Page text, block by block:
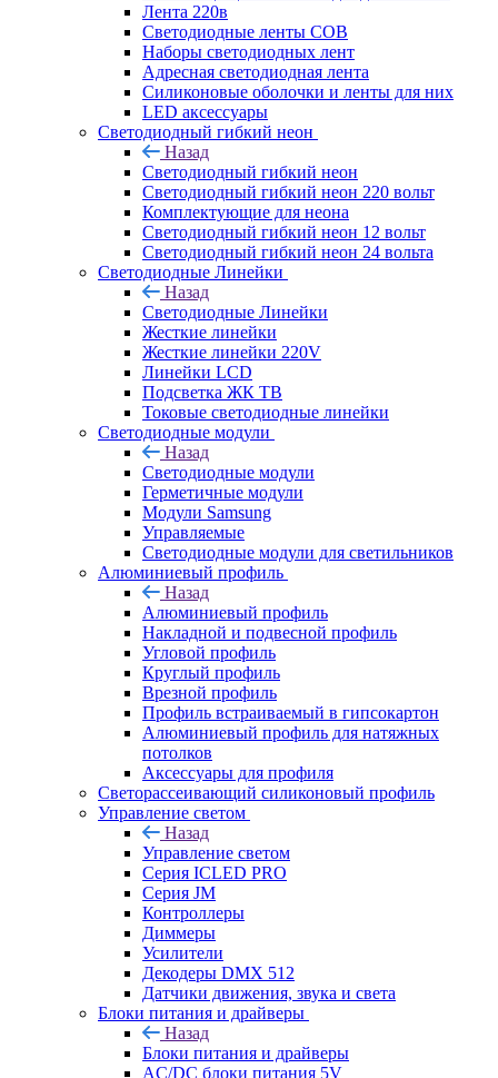
Лента 220в
Светодиодные ленты COB
Наборы светодиодных лент
Адресная светодиодная лента
Силиконовые оболочки и ленты для них
LED аксессуары
Светодиодный гибкий неон
Назад
Светодиодный гибкий неон
Светодиодный гибкий неон 220 вольт
Комплектующие для неона
Светодиодный гибкий неон 12 вольт
Светодиодный гибкий неон 24 вольта
Светодиодные Линейки
Назад
Светодиодные Линейки
Жесткие линейки
Жесткие линейки 220V
Линейки LCD
Подсветка ЖК ТВ
Токовые светодиодные линейки
Светодиодные модули
Назад
Светодиодные модули
Герметичные модули
Модули Samsung
Управляемые
Светодиодные модули для светильников
Алюминиевый профиль
Назад
Алюминиевый профиль
Накладной и подвесной профиль
Угловой профиль
Круглый профиль
Врезной профиль
Профиль встраиваемый в гипсокартон
Алюминиевый профиль для натяжных
потолков
Аксессуары для профиля
Светорассеивающий силиконовый профиль
Управление светом
Назад
Управление светом
Серия ICLED PRO
Серия JM
Контроллеры
Диммеры
Усилители
Декодеры DMX 512
Датчики движения, звука и света
Блоки питания и драйверы
Назад
Блоки питания и драйверы
AC/DC блоки питания 5V